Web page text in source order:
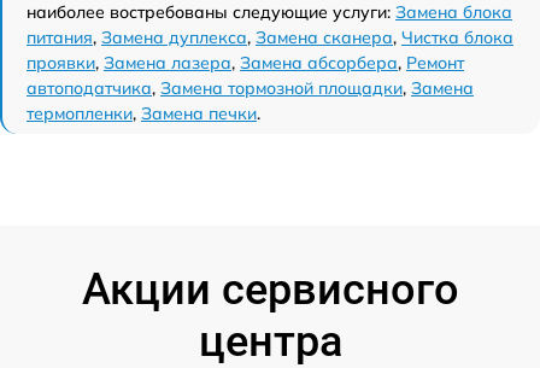
наиболее востребованы следующие услуги: Замена блока
питания, Замена дуплекса, Замена сканера, Чистка блока
проявки, Замена лазера, Замена абсорбера, Ремонт
автоподатчика, Замена тормозной площадки, Замена
термопленки, Замена печки.
Акции сервисного
центра